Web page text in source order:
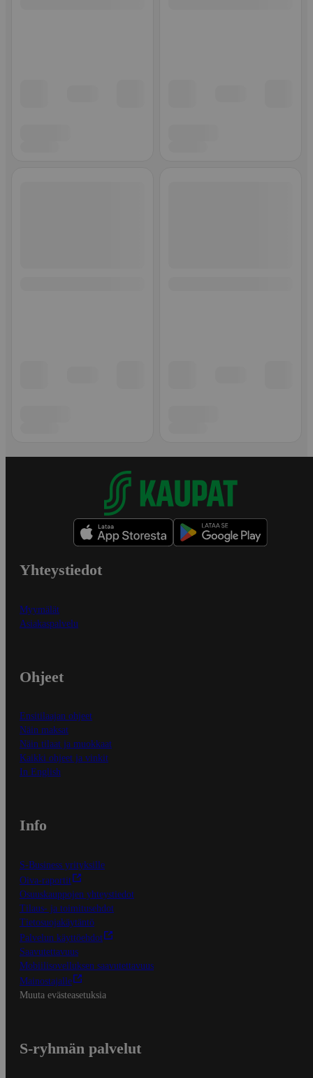
Yhteystiedot
Myymälät
Asiakaspalvelu
Ohjeet
Ensitilaajan ohjeet
Näin maksat
Näin tilaat ja muokkaat
Kaikki ohjeet ja vinkit
In English
Info
S-Business yrityksille
Oiva-raportit
Osuuskauppojen yhteystiedot
Tilaus- ja toimitusehdot
Tietosuojakäytäntö
Palvelun käyttöehdot
Saavutettavuus
Mobiilisovelluksen saavutettavuus
Mainostajalle
Muuta evästeasetuksia
S-ryhmän palvelut